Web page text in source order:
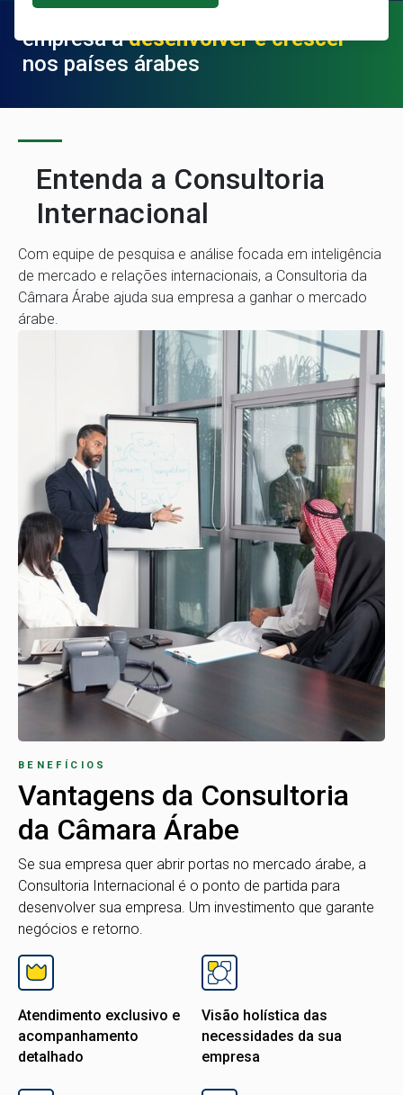
Câmara Árabe, ajudando sua
empresa adesenvolver e crescer
nos países árabes
Entenda a Consultoria
Internacional
Com equipe de pesquisa e análise focada em inteligência
de mercado e relações internacionais, a Consultoria da
Câmara Árabe ajuda sua empresa a ganhar o mercado
árabe.
BENEFÍCIOS
Vantagens da Consultoria
da Câmara Árabe
Se sua empresa quer abrir portas no mercado árabe, a
Consultoria Internacional é o ponto de partida para
desenvolver sua empresa. Um investimento que garante
negócios e retorno.
Atendimento exclusivo e
acompanhamento
detalhado
Visão holística das
necessidades da sua
empresa